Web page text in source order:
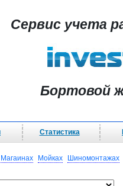
Сервис учета
Бортовой
Статистика
Магаинах Мойках Шиномонтажах